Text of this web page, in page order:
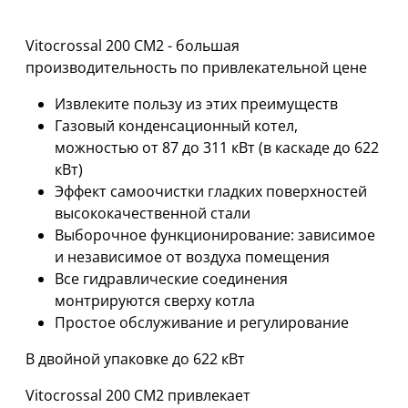
Vitocrossal 200 CM2 - большая
производительность по привлекательной цене
Извлеките пользу из этих преимуществ
Газовый конденсационный котел,
можностью от 87 до 311 кВт (в каскаде до 622
кВт)
Эффект самоочистки гладких поверхностей
высококачественной стали
Выборочное функционирование: зависимое
и независимое от воздуха помещения
Все гидравлические соединения
монтрируются сверху котла
Простое обслуживание и регулирование
В двойной упаковке до 622 кВт
Vitocrossal 200 CM2 привлекает